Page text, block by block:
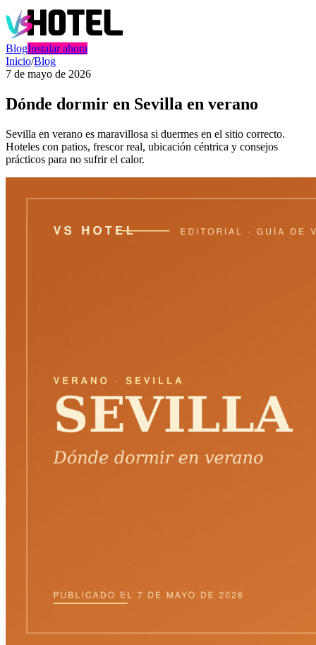
BlogInstalar ahora
Inicio/Blog
7 de mayo de 2026
Dónde dormir en Sevilla en verano
Sevilla en verano es maravillosa si duermes en el sitio correcto.
Hoteles con patios, frescor real, ubicación céntrica y consejos
prácticos para no sufrir el calor.